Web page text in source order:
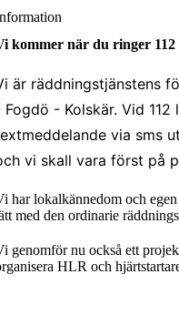
kommer när du ringer 112
är räddningstjänstens
Fogdö - Kolskär. Vid 112
via sms
vi skall vara först på
har lokalkännedom och
med den ordinarie
genomför nu också ett
HLR och